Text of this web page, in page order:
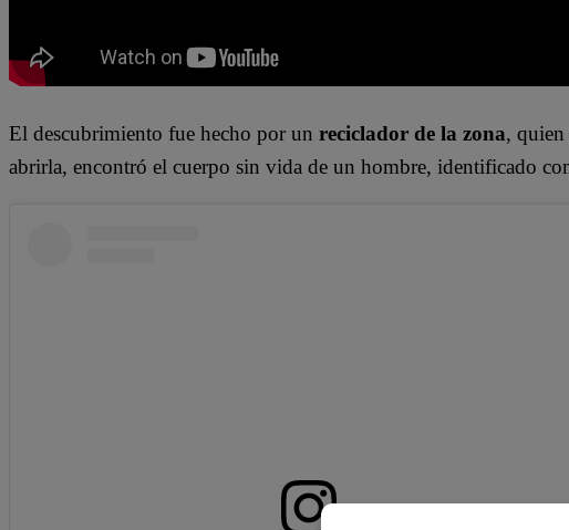
El descubrimiento fue hecho por un reciclador de la zona, quien
abrirla, encontró el cuerpo sin vida de un hombre, identificado